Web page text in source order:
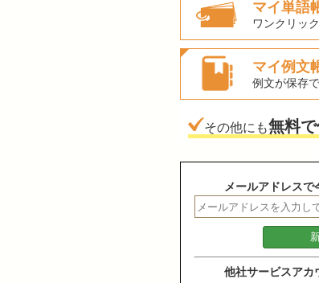
マイ単語
ワンクリッ
マイ例文
例文が保存
その他にも無料
メールアドレスで
他社サービスアカ